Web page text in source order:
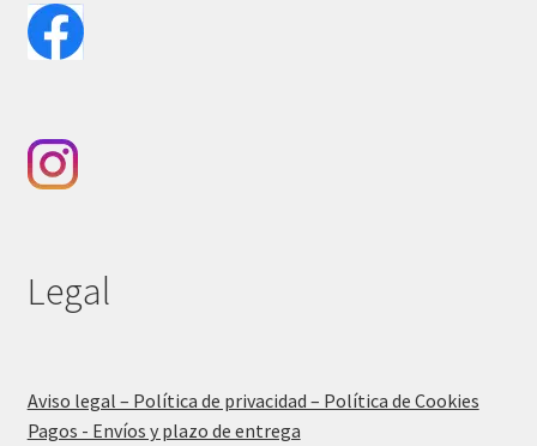
Legal
Aviso legal – Política de privacidad – Política de Cookies
Pagos - Envíos y plazo de entrega